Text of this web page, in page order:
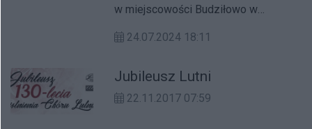
w miejscowości Budziłowo w
24.07.2024 18:11
Jubileusz Lutni
22.11.2017 07:59